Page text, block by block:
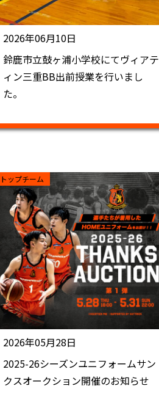
2026年06月10日
鈴鹿市立鼓ヶ浦小学校にてヴィアテ
ィン三重BB出前授業を行いまし
た。
トップチーム
2026年05月28日
2025-26シーズンユニフォームサン
クスオークション開催のお知らせ